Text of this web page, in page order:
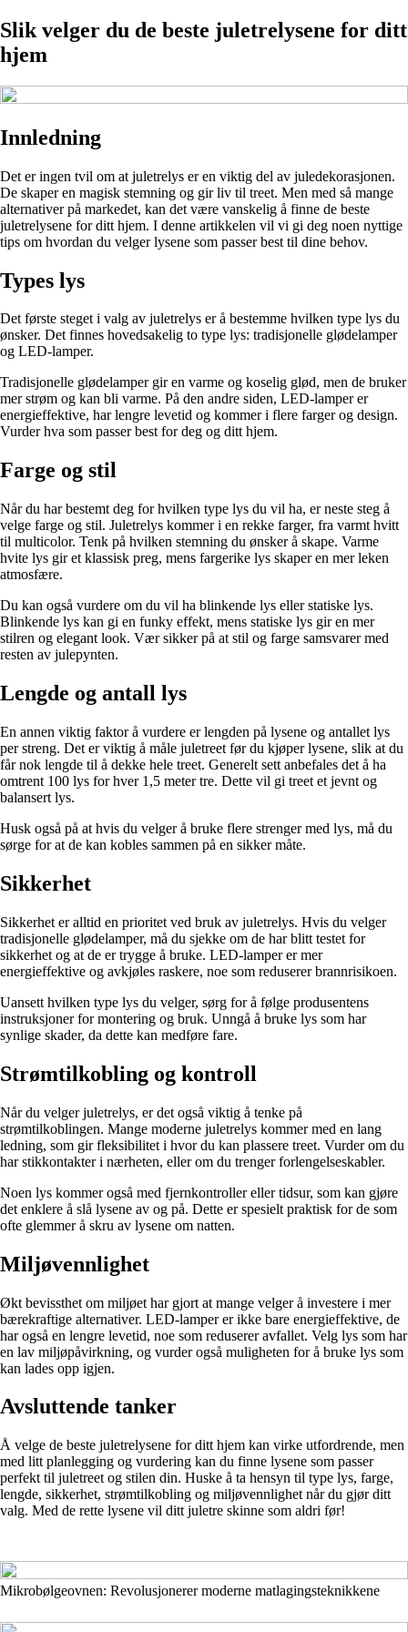
Slik velger du de beste juletrelysene for ditt
hjem
Innledning
Det er ingen tvil om at juletrelys er en viktig del av juledekorasjonen.
De skaper en magisk stemning og gir liv til treet. Men med så mange
alternativer på markedet, kan det være vanskelig å finne de beste
juletrelysene for ditt hjem. I denne artikkelen vil vi gi deg noen nyttige
tips om hvordan du velger lysene som passer best til dine behov.
Types lys
Det første steget i valg av juletrelys er å bestemme hvilken type lys du
ønsker. Det finnes hovedsakelig to type lys: tradisjonelle glødelamper
og LED-lamper.
Tradisjonelle glødelamper gir en varme og koselig glød, men de bruker
mer strøm og kan bli varme. På den andre siden, LED-lamper er
energieffektive, har lengre levetid og kommer i flere farger og design.
Vurder hva som passer best for deg og ditt hjem.
Farge og stil
Når du har bestemt deg for hvilken type lys du vil ha, er neste steg å
velge farge og stil. Juletrelys kommer i en rekke farger, fra varmt hvitt
til multicolor. Tenk på hvilken stemning du ønsker å skape. Varme
hvite lys gir et klassisk preg, mens fargerike lys skaper en mer leken
atmosfære.
Du kan også vurdere om du vil ha blinkende lys eller statiske lys.
Blinkende lys kan gi en funky effekt, mens statiske lys gir en mer
stilren og elegant look. Vær sikker på at stil og farge samsvarer med
resten av julepynten.
Lengde og antall lys
En annen viktig faktor å vurdere er lengden på lysene og antallet lys
per streng. Det er viktig å måle juletreet før du kjøper lysene, slik at du
får nok lengde til å dekke hele treet. Generelt sett anbefales det å ha
omtrent 100 lys for hver 1,5 meter tre. Dette vil gi treet et jevnt og
balansert lys.
Husk også på at hvis du velger å bruke flere strenger med lys, må du
sørge for at de kan kobles sammen på en sikker måte.
Sikkerhet
Sikkerhet er alltid en prioritet ved bruk av juletrelys. Hvis du velger
tradisjonelle glødelamper, må du sjekke om de har blitt testet for
sikkerhet og at de er trygge å bruke. LED-lamper er mer
energieffektive og avkjøles raskere, noe som reduserer brannrisikoen.
Uansett hvilken type lys du velger, sørg for å følge produsentens
instruksjoner for montering og bruk. Unngå å bruke lys som har
synlige skader, da dette kan medføre fare.
Strømtilkobling og kontroll
Når du velger juletrelys, er det også viktig å tenke på
strømtilkoblingen. Mange moderne juletrelys kommer med en lang
ledning, som gir fleksibilitet i hvor du kan plassere treet. Vurder om du
har stikkontakter i nærheten, eller om du trenger forlengelseskabler.
Noen lys kommer også med fjernkontroller eller tidsur, som kan gjøre
det enklere å slå lysene av og på. Dette er spesielt praktisk for de som
ofte glemmer å skru av lysene om natten.
Miljøvennlighet
Økt bevissthet om miljøet har gjort at mange velger å investere i mer
bærekraftige alternativer. LED-lamper er ikke bare energieffektive, de
har også en lengre levetid, noe som reduserer avfallet. Velg lys som har
en lav miljøpåvirkning, og vurder også muligheten for å bruke lys som
kan lades opp igjen.
Avsluttende tanker
Å velge de beste juletrelysene for ditt hjem kan virke utfordrende, men
med litt planlegging og vurdering kan du finne lysene som passer
perfekt til juletreet og stilen din. Huske å ta hensyn til type lys, farge,
lengde, sikkerhet, strømtilkobling og miljøvennlighet når du gjør ditt
valg. Med de rette lysene vil ditt juletre skinne som aldri før!
Mikrobølgeovnen: Revolusjonerer moderne matlagingsteknikkene